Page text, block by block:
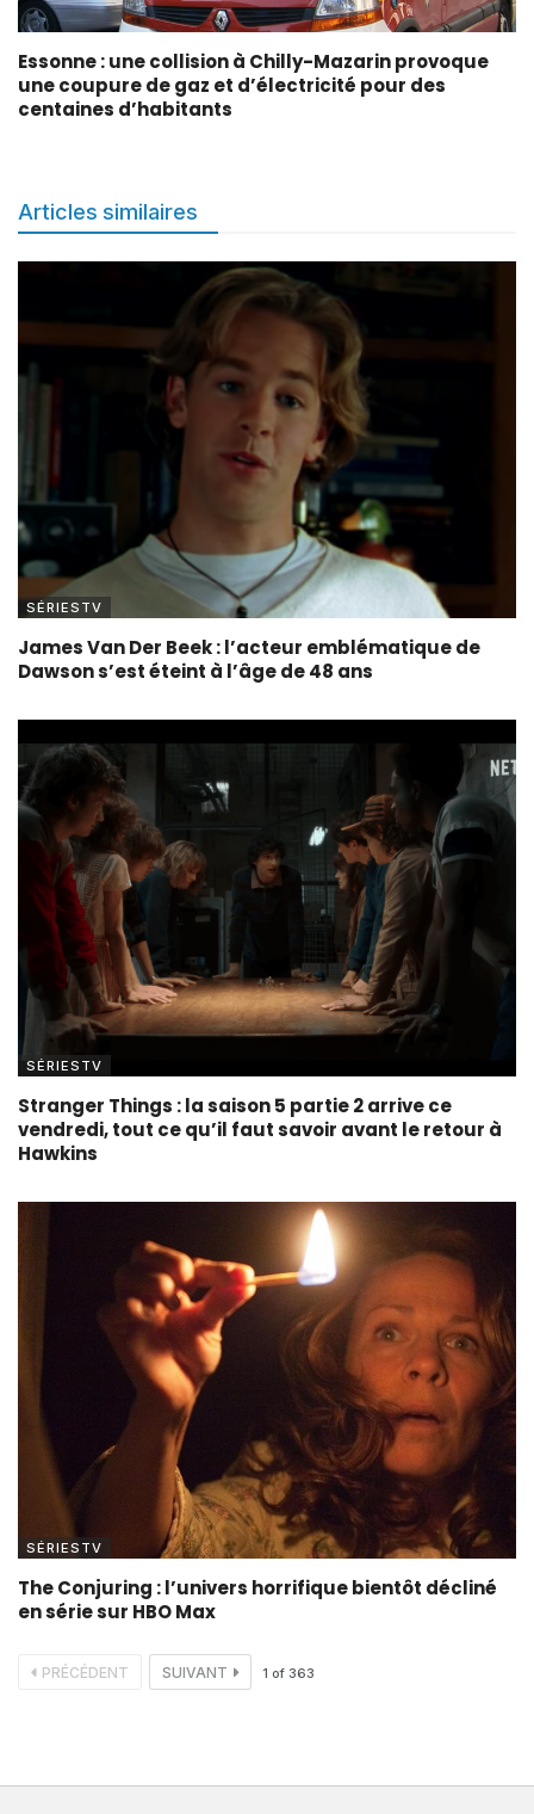
Essonne : une collision à Chilly-Mazarin provoque
une coupure de gaz et d’électricité pour des
centaines d’habitants
Articles similaires
SÉRIESTV
James Van Der Beek : l’acteur emblématique de
Dawson s’est éteint à l’âge de 48 ans
SÉRIESTV
Stranger Things : la saison 5 partie 2 arrive ce
vendredi, tout ce qu’il faut savoir avant le retour à
Hawkins
SÉRIESTV
The Conjuring : l’univers horrifique bientôt décliné
en série sur HBO Max
PRÉCÉDENT SUIVANT 1 of 363